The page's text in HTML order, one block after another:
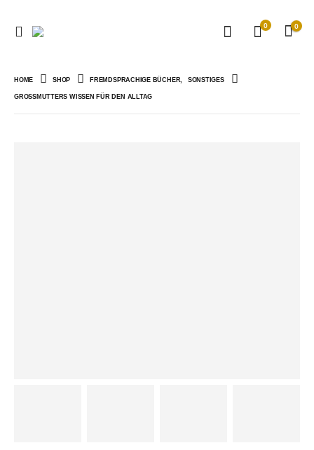
0 0
HOME SHOP FREMDSPRACHIGE BÜCHER, SONSTIGES
GROSSMUTTERS WISSEN FÜR DEN ALLTAG